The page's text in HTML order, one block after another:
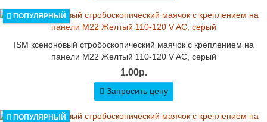
ПОПУЛЯРНЫЙ
ISM ксеноновый стробоскопический маячок с креплением на
панели M22 Желтый 110-120 V AC, серый
1.00р.
Запросить цену
ПОПУЛЯРНЫЙ